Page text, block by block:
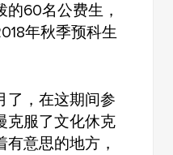
60名公费生，
年秋季预科生
了，在这期间参
克服了文化休克
意思的地方，